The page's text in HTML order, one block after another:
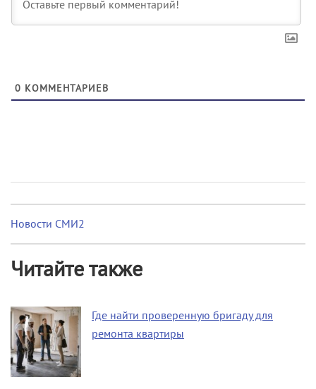
0 КОММЕНТАРИЕВ
Новости СМИ2
Читайте также
Где найти проверенную бригаду для
ремонта квартиры